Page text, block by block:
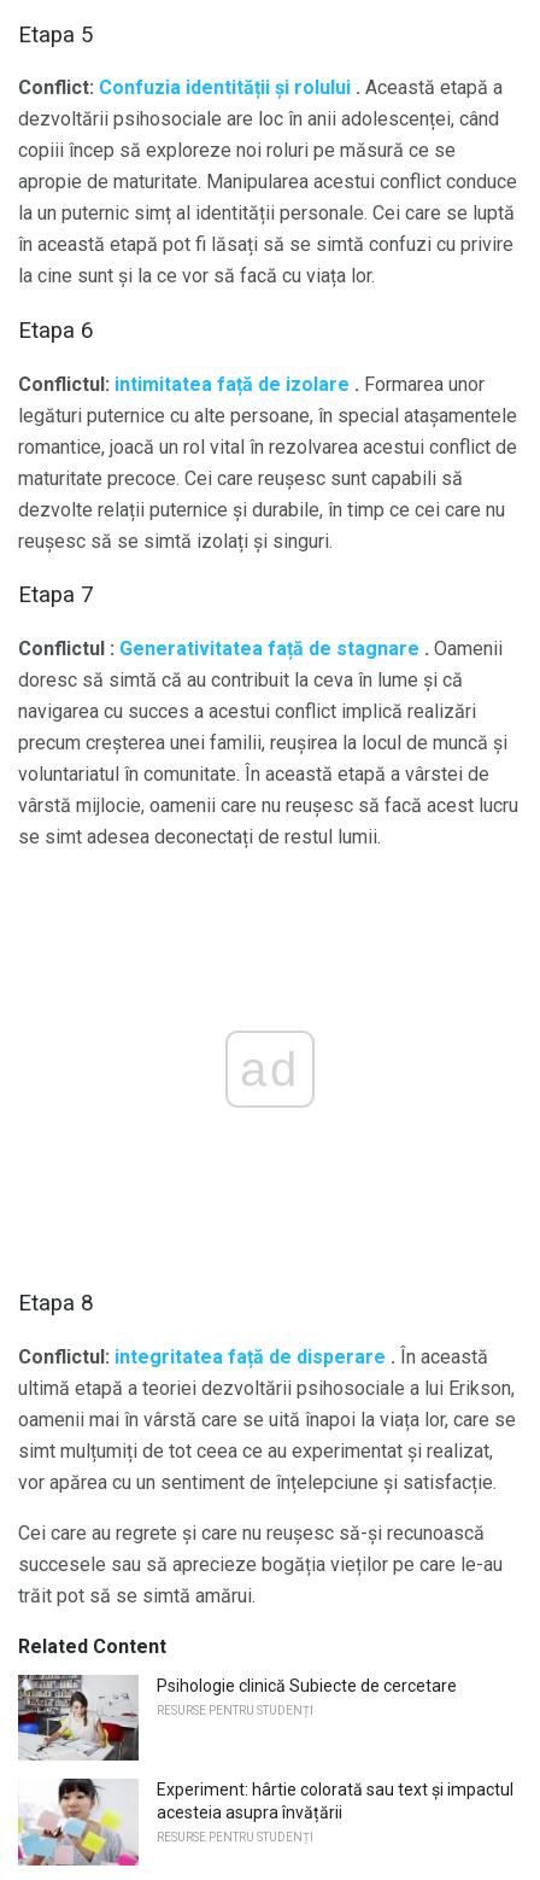
Etapa 5
Conflict: Confuzia identității și rolului . Această etapă a
dezvoltării psihosociale are loc în anii adolescenței, când
copiii încep să exploreze noi roluri pe măsură ce se
apropie de maturitate. Manipularea acestui conflict conduce
la un puternic simț al identității personale. Cei care se luptă
în această etapă pot fi lăsați să se simtă confuzi cu privire
la cine sunt și la ce vor să facă cu viața lor.
Etapa 6
Conflictul: intimitatea față de izolare . Formarea unor
legături puternice cu alte persoane, în special atașamentele
romantice, joacă un rol vital în rezolvarea acestui conflict de
maturitate precoce. Cei care reușesc sunt capabili să
dezvolte relații puternice și durabile, în timp ce cei care nu
reușesc să se simtă izolați și singuri.
Etapa 7
Conflictul : Generativitatea față de stagnare . Oamenii
doresc să simtă că au contribuit la ceva în lume și că
navigarea cu succes a acestui conflict implică realizări
precum creșterea unei familii, reușirea la locul de muncă și
voluntariatul în comunitate. În această etapă a vârstei de
vârstă mijlocie, oamenii care nu reușesc să facă acest lucru
se simt adesea deconectați de restul lumii.
ad
Etapa 8
Conflictul: integritatea față de disperare . În această
ultimă etapă a teoriei dezvoltării psihosociale a lui Erikson,
oamenii mai în vârstă care se uită înapoi la viața lor, care se
simt mulțumiți de tot ceea ce au experimentat și realizat,
vor apărea cu un sentiment de înțelepciune și satisfacție.
Cei care au regrete și care nu reușesc să-și recunoască
succesele sau să aprecieze bogăția vieților pe care le-au
trăit pot să se simtă amărui.
Related Content
Psihologie clinică Subiecte de cercetare
RESURSE PENTRU STUDENȚI
Experiment: hârtie colorată sau text și impactul
acesteia asupra învățării
RESURSE PENTRU STUDENȚI